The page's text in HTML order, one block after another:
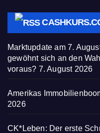
Marktupdate am 7.
gewöhnt sich an den
voraus? 7. August 2026
Amerikas
2026
CK*Leben: Der erste